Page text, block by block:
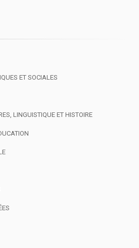
ET SOCIALES
LINGUISTIQUE ET HISTOIRE